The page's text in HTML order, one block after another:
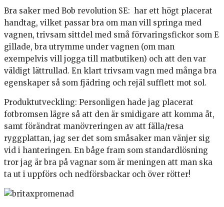
Bra saker med Bob revolution SE: har ett högt placerat
handtag, vilket passar bra om man vill springa med
vagnen, trivsam sittdel med små förvaringsfickor som E
gillade, bra utrymme under vagnen (om man
exempelvis vill jogga till matbutiken) och att den var
väldigt lättrullad. En klart trivsam vagn med många bra
egenskaper så som fjädring och rejäl sufflett mot sol.
Produktutveckling: Personligen hade jag placerat
fotbromsen lägre så att den är smidigare att komma åt,
samt förändrat manövreringen av att fälla/resa
ryggplattan, jag ser det som småsaker man vänjer sig
vid i hanteringen. En båge fram som standardlösning
tror jag är bra på vagnar som är meningen att man ska
ta ut i uppförs och nedförsbackar och över rötter!